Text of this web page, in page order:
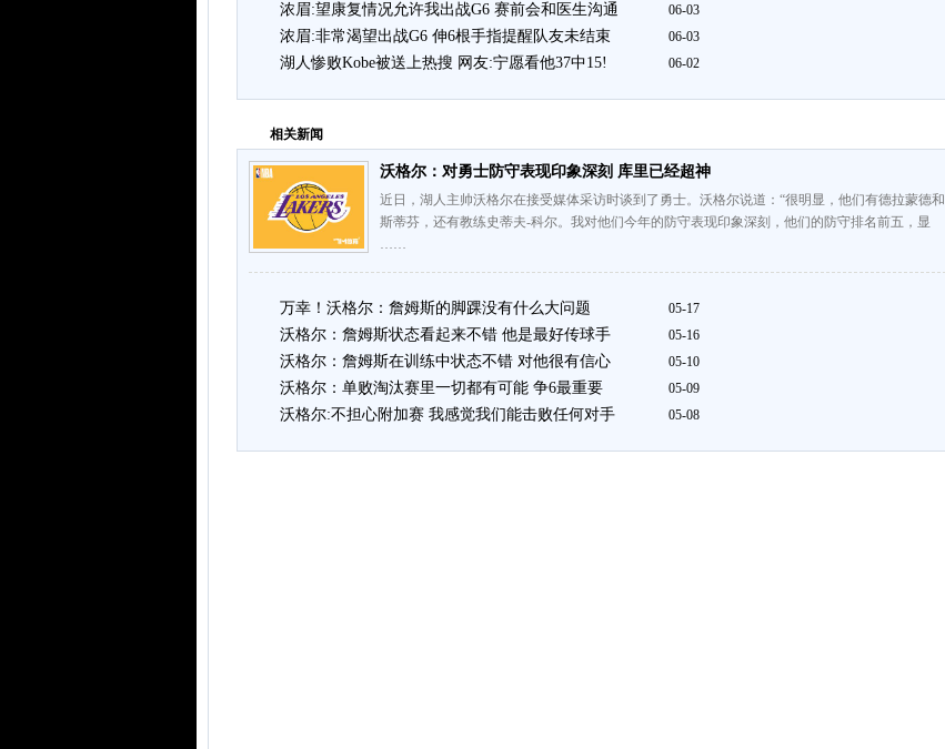
浓眉:望康复情况允许我出战G6 赛前会和医生沟通 06-03
浓眉:非常渴望出战G6 伸6根手指提醒队友未结束 06-03
湖人惨败Kobe被送上热搜 网友:宁愿看他37中15! 06-02
相关新闻
沃格尔：对勇士防守表现印象深刻 库里已经超神
近日，湖人主帅沃格尔在接受媒体采访时谈到了勇士。沃格尔说道：“很明显，他们有德拉蒙德和
斯蒂芬，还有教练史蒂夫-科尔。我对他们今年的防守表现印象深刻，他们的防守排名前五，显
……
万幸！沃格尔：詹姆斯的脚踝没有什么大问题 05-17
沃格尔：詹姆斯状态看起来不错 他是最好传球手 05-16
沃格尔：詹姆斯在训练中状态不错 对他很有信心 05-10
沃格尔：单败淘汰赛里一切都有可能 争6最重要 05-09
沃格尔:不担心附加赛 我感觉我们能击败任何对手 05-08